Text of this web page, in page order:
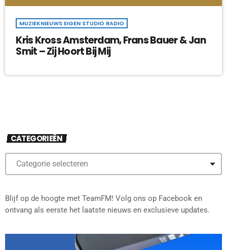
MUZIEKNIEUWS EIGEN STUDIO RADIO
Kris Kross Amsterdam, Frans Bauer & Jan
Smit – Zij Hoort Bij Mij
CATEGORIEËN
Blijf op de hoogte met TeamFM! Volg ons op Facebook en
ontvang als eerste het laatste nieuws en exclusieve updates.